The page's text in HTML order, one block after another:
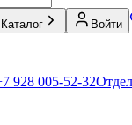
Каталог Войти
928 005-52-32